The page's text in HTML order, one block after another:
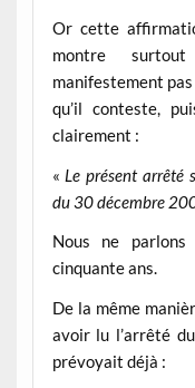
Or cette
montre
manifestement
qu’il conteste,
clairement :
« Le présent arrêté
du 30 décembre
Nous ne
cinquante ans.
De la même
avoir lu l’arrêté
prévoyait déjà :